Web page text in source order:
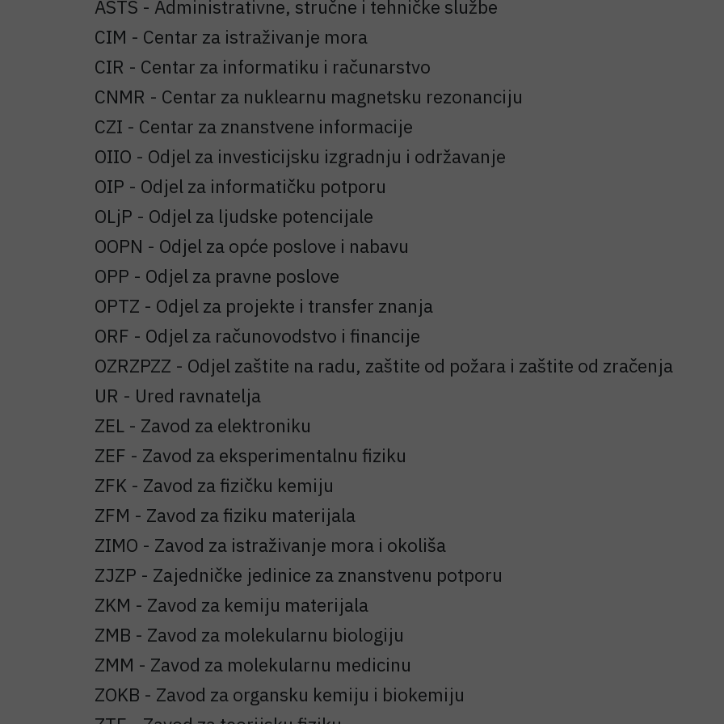
ASTS - Administrativne, stručne i tehničke službe
CIM - Centar za istraživanje mora
CIR - Centar za informatiku i računarstvo
CNMR - Centar za nuklearnu magnetsku rezonanciju
CZI - Centar za znanstvene informacije
OIIO - Odjel za investicijsku izgradnju i održavanje
OIP - Odjel za informatičku potporu
OLjP - Odjel za ljudske potencijale
OOPN - Odjel za opće poslove i nabavu
OPP - Odjel za pravne poslove
OPTZ - Odjel za projekte i transfer znanja
ORF - Odjel za računovodstvo i financije
OZRZPZZ - Odjel zaštite na radu, zaštite od požara i zaštite od zračenja
UR - Ured ravnatelja
ZEL - Zavod za elektroniku
ZEF - Zavod za eksperimentalnu fiziku
ZFK - Zavod za fizičku kemiju
ZFM - Zavod za fiziku materijala
ZIMO - Zavod za istraživanje mora i okoliša
ZJZP - Zajedničke jedinice za znanstvenu potporu
ZKM - Zavod za kemiju materijala
ZMB - Zavod za molekularnu biologiju
ZMM - Zavod za molekularnu medicinu
ZOKB - Zavod za organsku kemiju i biokemiju